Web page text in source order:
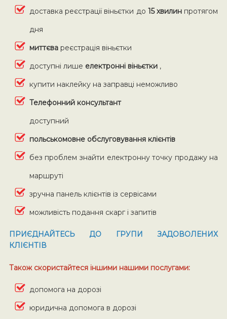
доставка реєстрації віньєтки до 15 хвилин протягом
дня
миттєва реєстрація віньєтки
доступні лише електронні віньєтки ,
купити наклейку на заправці неможливо
Телефонний консультант
доступний
польськомовне обслуговування клієнтів
без проблем знайти електронну точку продажу на
маршруті
зручна панель клієнтів із сервісами
можливість подання скарг і запитів
ПРИЄДНАЙТЕСЬ ДО ГРУПИ ЗАДОВОЛЕНИХ
КЛІЄНТІВ
Також скористайтеся іншими нашими послугами:
допомога на дорозі
юридична допомога в дорозі